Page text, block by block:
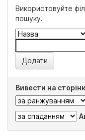
Використовуйте
пошуку.
Вивести на